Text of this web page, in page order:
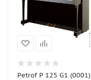
Petrof P 125 G1 (0001)